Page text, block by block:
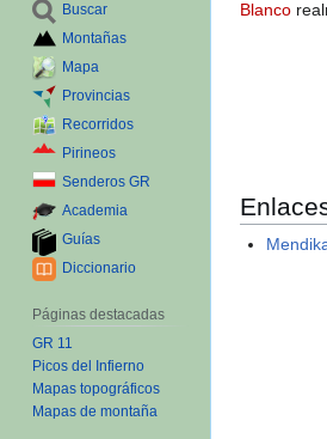
Blanco
Buscar
Montañas
Mapa
Provincias
Recorridos
Pirineos
Senderos GR
Academia
Guías
Diccionario
Páginas destacadas
GR 11
Picos del Infierno
Mapas topográficos
Mapas de montaña